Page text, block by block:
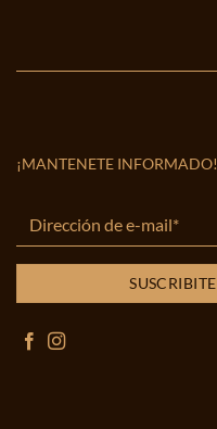
¡MANTENETE INFORMADO!